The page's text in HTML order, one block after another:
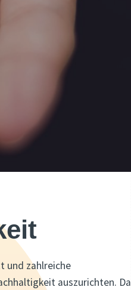
und zahlreiche
auszurichten. Da